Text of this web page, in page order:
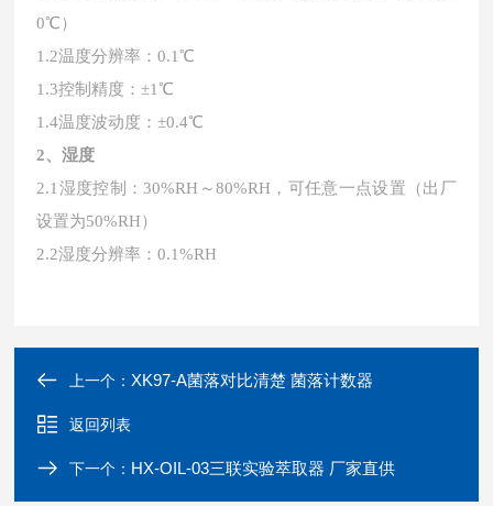
0℃）
1.2温度分辨率：0.1℃
1.3控制精度：±1℃
1.4温度波动度：±0.4℃
2、湿度
2.1湿度控制：30%RH～80%RH，可任意一点设置（出厂
设置为50%RH）
2.2湿度分辨率：0.1%RH
上一个：XK97-A菌落对比清楚 菌落计数器
返回列表
下一个： HX-OIL-03三联实验萃取器 厂家直供